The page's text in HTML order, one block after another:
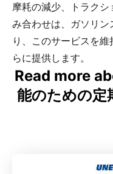
摩耗の減少、トラク
み合わせは、ガソリ
り、このサービスを
らに提供します。
Read more
能のための定